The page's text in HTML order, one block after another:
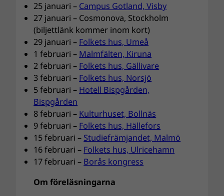
25 januari – Campus Gotland, Visby
27 januari – Cosmonova, Stockholm
(biljettlänk kommer inom kort)
29 januari – Folkets hus, Umeå
1 februari – Malmfälten, Kiruna
2 februari – Folkets hus, Gällivare
3 februari – Folkets hus, Norsjö
5 februari – Hotell Bispgården,
Bispgården
8 februari – Kulturhuset, Bollnäs
9 februari – Folkets hus, Hällefors
15 februari – Studiefrämjandet, Malmö
16 februari – Folkets hus, Ulricehamn
17 februari – Borås kongress
Om föreläsningarna